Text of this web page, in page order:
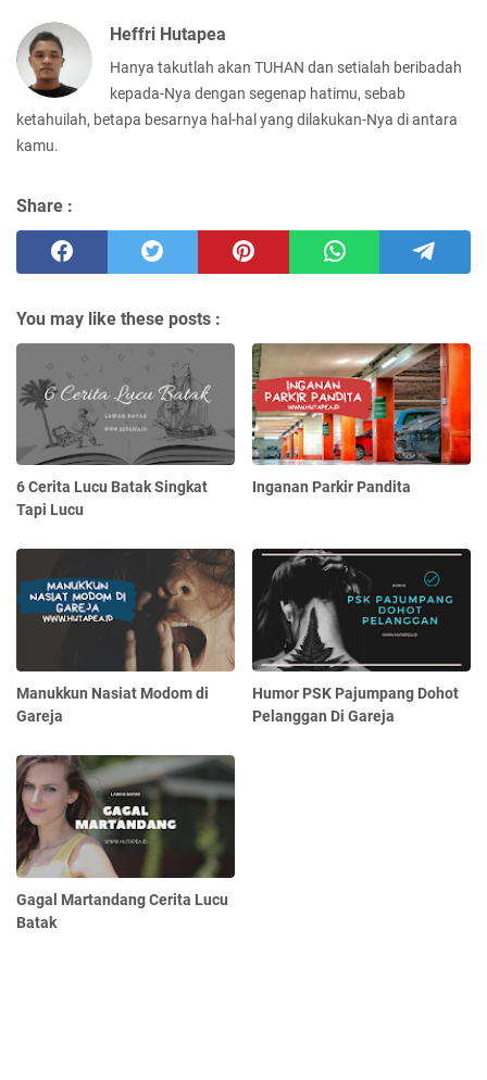
Heffri Hutapea
Hanya takutlah akan TUHAN dan setialah beribadah
kepada-Nya dengan segenap hatimu, sebab
ketahuilah, betapa besarnya hal-hal yang dilakukan-Nya di antara
kamu.
Share :
You may like these posts :
6 Cerita Lucu Batak Singkat
Tapi Lucu
Inganan Parkir Pandita
Manukkun Nasiat Modom di
Gareja
Humor PSK Pajumpang Dohot
Pelanggan Di Gareja
Gagal Martandang Cerita Lucu
Batak